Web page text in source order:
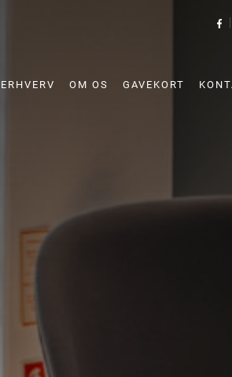
ERHVERV OM OS GAVEKORT